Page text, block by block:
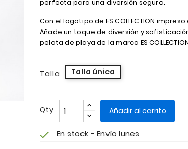
perfecta para una diversión segura.
Con el logotipo de ES COLLECTION
Añade un toque de diversión y
pelota de playa de la marca ES
Talla Talla única
Qty Añadir al carrito
check En stock - Envío lunes